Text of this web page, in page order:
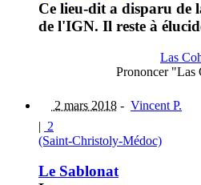
Ce lieu-dit a disparu de
de l'IGN. Il reste à
Las
Prononcer "Las
2 mars 2018 - Vincent P.
| 2
(Saint-Christoly-Médoc)
Le Sablonat